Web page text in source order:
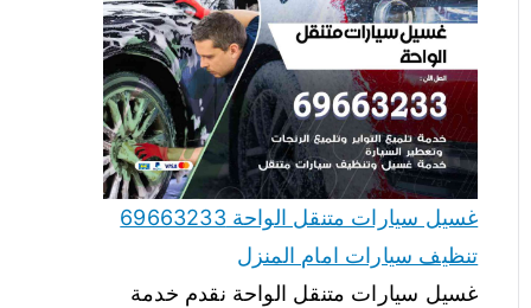
غسيل سيارات متنقل الواحة 69663233
تنظيف سيارات امام المنزل
غسيل سيارات متنقل الواحة نقدم خدمة